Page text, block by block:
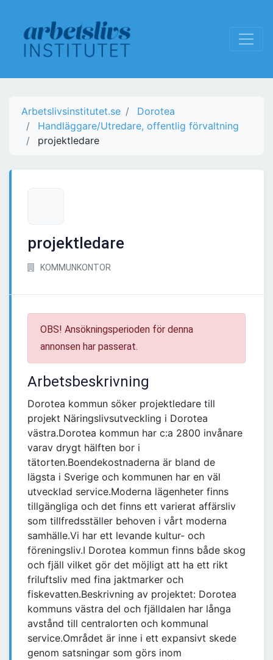
Arbetslivsinstitutet.se
Dorotea
Handläggare/Utredare, offentlig förvaltning
projektledare
projektledare
KOMMUNKONTOR
OBS! Ansökningsperioden för denna
annonsen har passerat.
Arbetsbeskrivning
Dorotea kommun söker projektledare till
projekt Näringslivsutveckling i Dorotea
västra.Dorotea kommun har c:a 2800 invånare
varav drygt hälften bor i
tätorten.Boendekostnaderna är bland de
lägsta i Sverige och kommunen har en väl
utvecklad service.Moderna lägenheter finns
tillgängliga och det finns ett varierat affärsliv
som tillfredsställer behoven i vårt moderna
samhälle.Vi har ett levande kultur- och
föreningsliv.I Dorotea kommun finns både skog
och fjäll vilket gör det möjligt att ha ett rikt
friluftsliv med fina jaktmarker och
fiskevatten.Beskrivning av projektet: Dorotea
kommuns västra del och fjälldalen har långa
avstånd till centralorten och kommunal
service.Området är inne i ett expansivt skede
genom satsningar som görs inom